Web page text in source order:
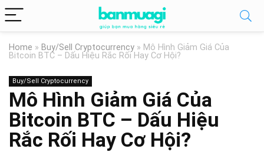
Home » Buy/Sell Cryptocurrency » Mô Hình Giảm Giá Của
Bitcoin BTC – Dấu Hiệu Rắc Rối Hay Cơ Hội?
Buy/Sell Cryptocurrency
Mô Hình Giảm Giá Của
Bitcoin BTC – Dấu Hiệu
Rắc Rối Hay Cơ Hội?